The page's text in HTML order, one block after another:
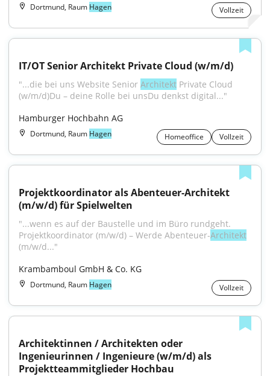
Dortmund, Raum Hagen Vollzeit
IT/OT Senior Architekt Private Cloud (w/m/d)
"...die bei uns Website Senior Architekt Private Cloud
(w/m/d)Du – deine Rolle bei unsDu denkst digital..."
Hamburger Hochbahn AG
Dortmund, Raum Hagen Homeoffice Vollzeit
Projektkoordinator als Abenteuer-Architekt
(m/w/d) für Spielwelten
"...wenn es auf der Baustelle und im Büro rundgeht.
Projektkoordinator (m/w/d) – Werde Abenteuer-Architekt
(m/w/d..."
Krambamboul GmbH & Co. KG
Dortmund, Raum Hagen Vollzeit
Architektinnen / Architekten oder
Ingenieurinnen / Ingenieure (w/m/d) als
Projekt­teammitglieder Hochbau